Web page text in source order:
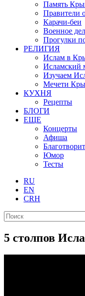
Память
Правители
Карачи-беи
Военное
Прогулки
РЕЛИГИЯ
Ислам в
Исламский
Изучаем
Мечети
КУХНЯ
Рецепты
БЛОГИ
ЕЩЕ
Концерты
Афиша
Юмор
Тесты
RU
EN
CRH
5 столпов